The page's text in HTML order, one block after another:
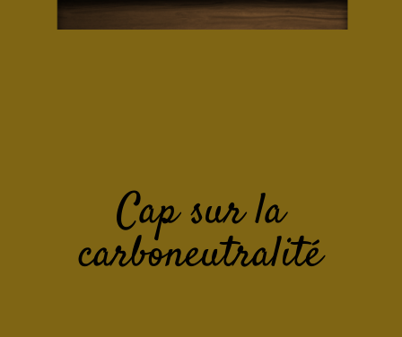
Cap sur la
carboneutralité